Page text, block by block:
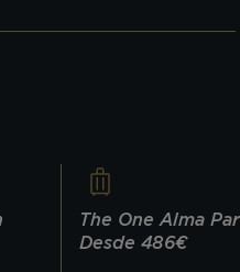
The One Alma
Desde 486€